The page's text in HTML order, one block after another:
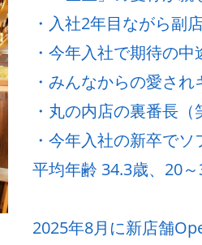
・入社2年目ながら副
・今年入社で期待の
・みんなからの愛さ
・丸の内店の裏番長
・今年入社の新卒で
平均年齢 34.3歳、20
2025年8月に新店舗